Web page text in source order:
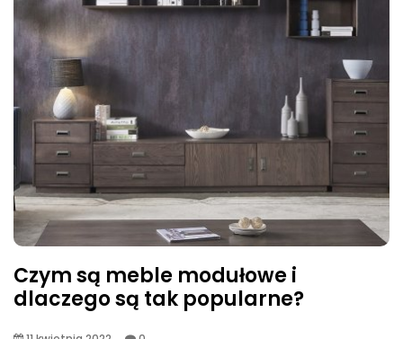
Czym są meble modułowe i
dlaczego są tak popularne?